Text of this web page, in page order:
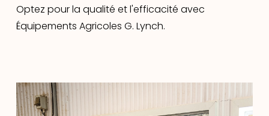
Optez pour la qualité et l'efficacité avec
Équipements Agricoles G. Lynch.